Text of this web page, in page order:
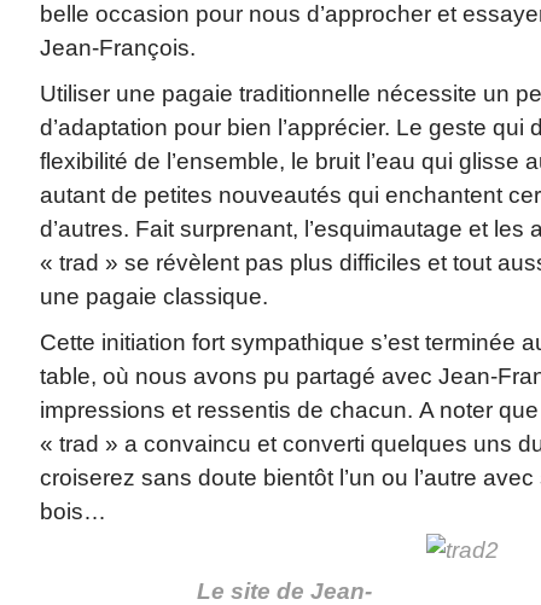
belle occasion pour nous d’approcher et
Jean-François.
Utiliser une pagaie traditionnelle nécessite un
d’adaptation pour bien l’apprécier. Le geste qui
flexibilité de l’ensemble, le bruit l’eau qui glisse
autant de petites nouveautés qui enchantent
d’autres. Fait surprenant, l’esquimautage et les
« trad » se révèlent pas plus difficiles et tout
une pagaie classique.
Cette initiation fort sympathique s’est terminée
table, où nous avons pu partagé avec Jean-
impressions et ressentis de chacun. A noter
« trad » a convaincu et converti quelques uns
croiserez sans doute bientôt l’un ou l’autre
bois…
Le site de Jean-